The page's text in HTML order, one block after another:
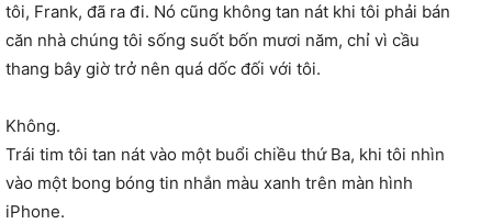
tôi, Frank, đã ra đi. Nó cũng không tan nát khi tôi phải bán
căn nhà chúng tôi sống suốt bốn mươi năm, chỉ vì cầu
thang bây giờ trở nên quá dốc đối với tôi.
Không.
Trái tim tôi tan nát vào một buổi chiều thứ Ba, khi tôi nhìn
vào một bong bóng tin nhắn màu xanh trên màn hình
iPhone.